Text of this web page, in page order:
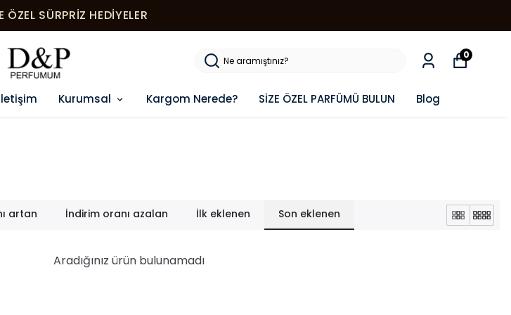
ÖZEL SÜRPRIZ HEDIYELER
Kurumsal Kargom Nerede? SİZE ÖZEL PARFÜMÜ BULUN Blog
0
artan İndirim oranı azalan İlk eklenen Son eklenen
Aradığınız ürün bulunamadı